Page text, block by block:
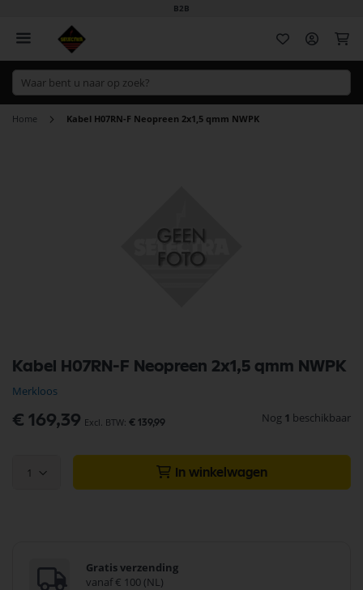
B2B
Home Kabel H07RN-F Neopreen 2x1,5 qmm NWPK
Kabel H07RN-F Neopreen 2x1,5 qmm NWPK
Merkloos
€ 169,39 € 139,99 Nog 1 beschikbaar
1 In winkelwagen
Gratis verzending
vanaf € 100 (NL)
naar
het
begin
van
de